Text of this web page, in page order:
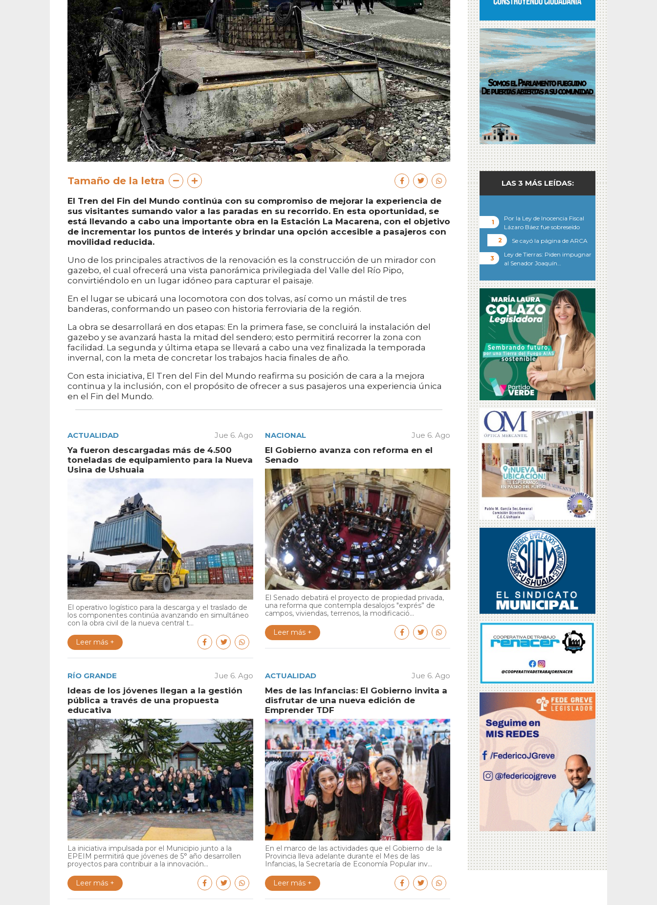
Tamaño de la letra
El Tren del Fin del Mundo continúa con su compromiso de mejorar la experiencia de
sus visitantes sumando valor a las paradas en su recorrido. En esta oportunidad, se
está llevando a cabo una importante obra en la Estación La Macarena, con el objetivo
de incrementar los puntos de interés y brindar una opción accesible a pasajeros con
movilidad reducida.
Uno de los principales atractivos de la renovación es la construcción de un mirador con
gazebo, el cual ofrecerá una vista panorámica privilegiada del Valle del Río Pipo,
convirtiéndolo en un lugar idóneo para capturar el paisaje.
En el lugar se ubicará una locomotora con dos tolvas, así como un mástil de tres
banderas, conformando un paseo con historia ferroviaria de la región.
La obra se desarrollará en dos etapas: En la primera fase, se concluirá la instalación del
gazebo y se avanzará hasta la mitad del sendero; esto permitirá recorrer la zona con
facilidad. La segunda y última etapa se llevará a cabo una vez finalizada la temporada
invernal, con la meta de concretar los trabajos hacia finales de año.
Con esta iniciativa, El Tren del Fin del Mundo reafirma su posición de cara a la mejora
continua y la inclusión, con el propósito de ofrecer a sus pasajeros una experiencia única
en el Fin del Mundo.
ACTUALIDAD Jue 6. Ago
Ya fueron descargadas más de 4.500
toneladas de equipamiento para la Nueva
Usina de Ushuaia
El operativo logístico para la descarga y el traslado de
los componentes continúa avanzando en simultáneo
con la obra civil de la nueva central t...
Leer más +
NACIONAL Jue 6. Ago
El Gobierno avanza con reforma en el
Senado
El Senado debatirá el proyecto de propiedad privada,
una reforma que contempla desalojos "exprés” de
campos, viviendas, terrenos, la modificació...
Leer más +
RÍO GRANDE Jue 6. Ago
Ideas de los jóvenes llegan a la gestión
pública a través de una propuesta
educativa
La iniciativa impulsada por el Municipio junto a la
EPEIM permitirá que jóvenes de 5° año desarrollen
proyectos para contribuir a la innovación...
Leer más +
ACTUALIDAD Jue 6. Ago
Mes de las Infancias: El Gobierno invita a
disfrutar de una nueva edición de
Emprender TDF
En el marco de las actividades que el Gobierno de la
Provincia lleva adelante durante el Mes de las
Infancias, la Secretaría de Economía Popular inv...
Leer más +
LAS 3 MÁS LEÍDAS:
Por la Ley de Inocencia Fiscal
Lázaro Báez fue sobreseído
Se cayó la página de ARCA
Ley de Tierras: Piden impugnar
al Senador Joaquín…